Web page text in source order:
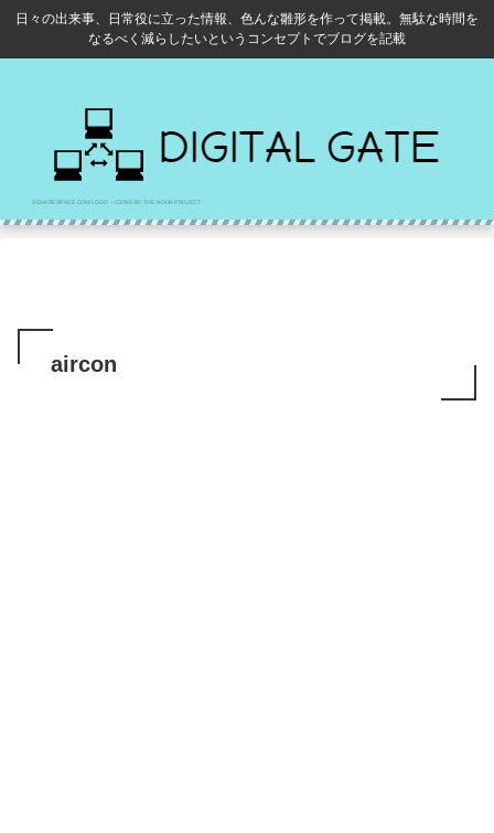
日々の出来事、日常役に立った情報、色んな雛形を作って掲載。無駄な時間を
なるべく減らしたいというコンセプトでブログを記載
aircon